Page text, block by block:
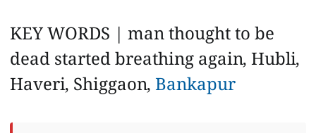
KEY WORDS | man thought to be
dead started breathing again, Hubli,
Haveri, Shiggaon,Bankapur